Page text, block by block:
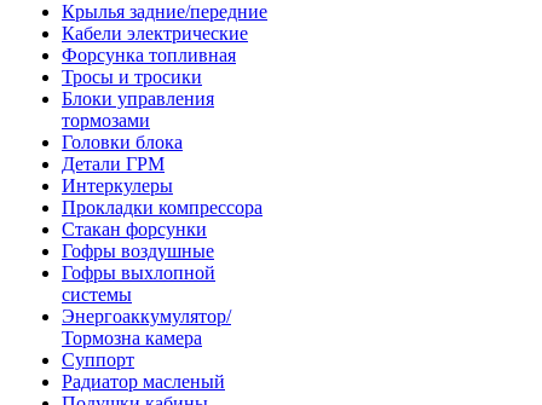
Крылья задние/передние
Кабели электрические
Форсунка топливная
Тросы и тросики
Блоки управления
тормозами
Головки блока
Детали ГРМ
Интеркулеры
Прокладки компрессора
Стакан форсунки
Гофры воздушные
Гофры выхлопной
системы
Энергоаккумулятор/
Тормозна камера
Суппорт
Радиатор масленый